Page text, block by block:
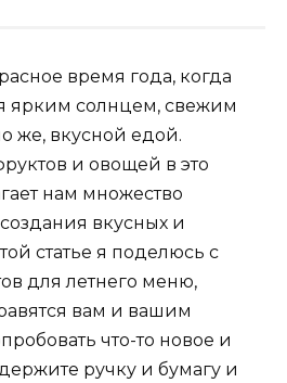
время года, когда
ярким солнцем, свежим
же, вкусной едой.
и овощей в это
нам множество
вкусных и
статье я поделюсь с
для летнего меню,
вам и вашим
что-то новое и
ручку и бумагу и